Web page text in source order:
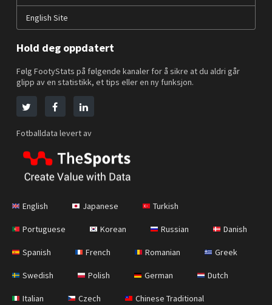
English Site
Hold deg oppdatert
Følg FootyStats på følgende kanaler for å sikre at du aldri går
glipp av en statistikk, et tips eller en ny funksjon.
Fotballdata levert av
English Japanese Turkish
Portuguese Korean Russian Danish
Spanish French Romanian Greek
Swedish Polish German Dutch
Italian Czech Chinese Traditional